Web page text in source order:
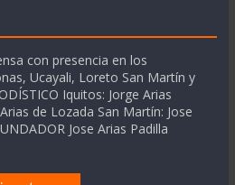
con presencia en los
Ucayali, Loreto San Martín y
Iquitos: Jorge Arias
de Lozada San Martín: Jose
Jose Arias Padilla